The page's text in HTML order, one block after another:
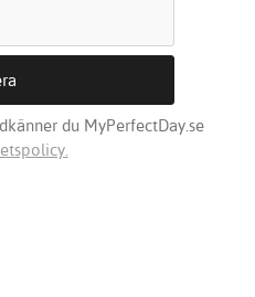
du MyPerfectDay.se